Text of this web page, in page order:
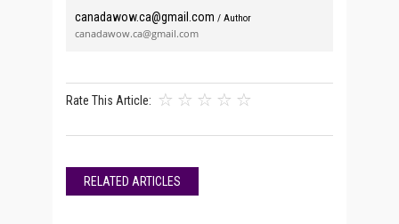
canadawow.ca@gmail.com / Author
canadawow.ca@gmail.com
Rate This Article:
RELATED ARTICLES